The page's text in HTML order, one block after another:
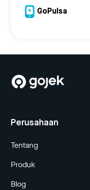
GoPulsa
Perusahaan
Tentang
Produk
Blog